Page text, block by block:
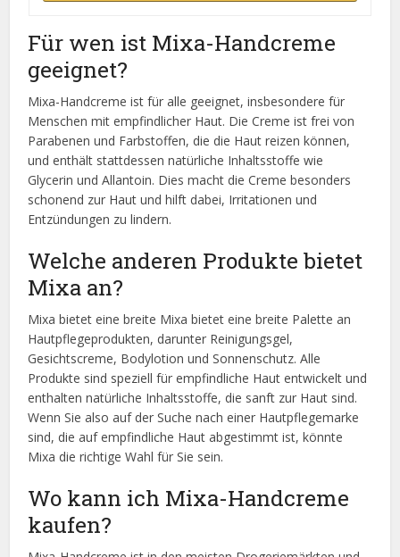
Für wen ist Mixa-Handcreme
geeignet?
Mixa-Handcreme ist für alle geeignet, insbesondere für
Menschen mit empfindlicher Haut. Die Creme ist frei von
Parabenen und Farbstoffen, die die Haut reizen können,
und enthält stattdessen natürliche Inhaltsstoffe wie
Glycerin und Allantoin. Dies macht die Creme besonders
schonend zur Haut und hilft dabei, Irritationen und
Entzündungen zu lindern.
Welche anderen Produkte bietet
Mixa an?
Mixa bietet eine breite Mixa bietet eine breite Palette an
Hautpflegeprodukten, darunter Reinigungsgel,
Gesichtscreme, Bodylotion und Sonnenschutz. Alle
Produkte sind speziell für empfindliche Haut entwickelt und
enthalten natürliche Inhaltsstoffe, die sanft zur Haut sind.
Wenn Sie also auf der Suche nach einer Hautpflegemarke
sind, die auf empfindliche Haut abgestimmt ist, könnte
Mixa die richtige Wahl für Sie sein.
Wo kann ich Mixa-Handcreme
kaufen?